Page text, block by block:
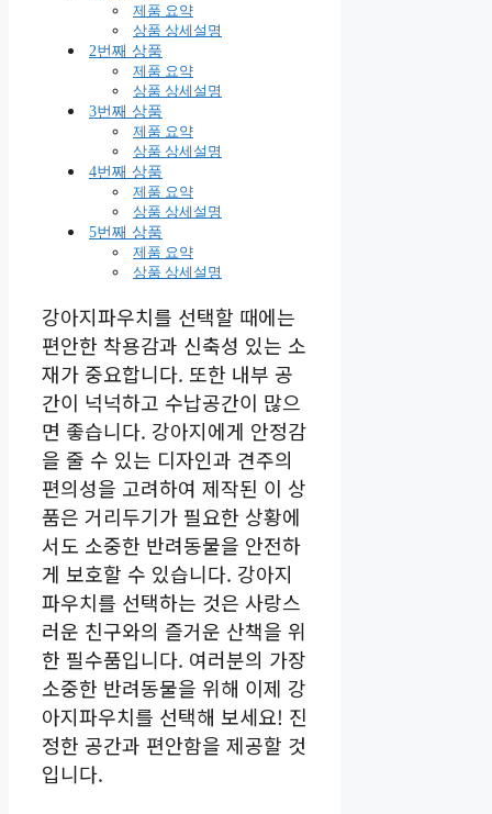
제품 요약
상품 상세설명
2번째 상품
제품 요약
상품 상세설명
3번째 상품
제품 요약
상품 상세설명
4번째 상품
제품 요약
상품 상세설명
5번째 상품
제품 요약
상품 상세설명
강아지파우치를 선택할 때에는
편안한 착용감과 신축성 있는 소
재가 중요합니다. 또한 내부 공
간이 넉넉하고 수납공간이 많으
면 좋습니다. 강아지에게 안정감
을 줄 수 있는 디자인과 견주의
편의성을 고려하여 제작된 이 상
품은 거리두기가 필요한 상황에
서도 소중한 반려동물을 안전하
게 보호할 수 있습니다. 강아지
파우치를 선택하는 것은 사랑스
러운 친구와의 즐거운 산책을 위
한 필수품입니다. 여러분의 가장
소중한 반려동물을 위해 이제 강
아지파우치를 선택해 보세요! 진
정한 공간과 편안함을 제공할 것
입니다.